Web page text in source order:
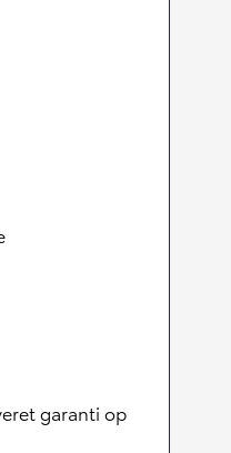
garanti op